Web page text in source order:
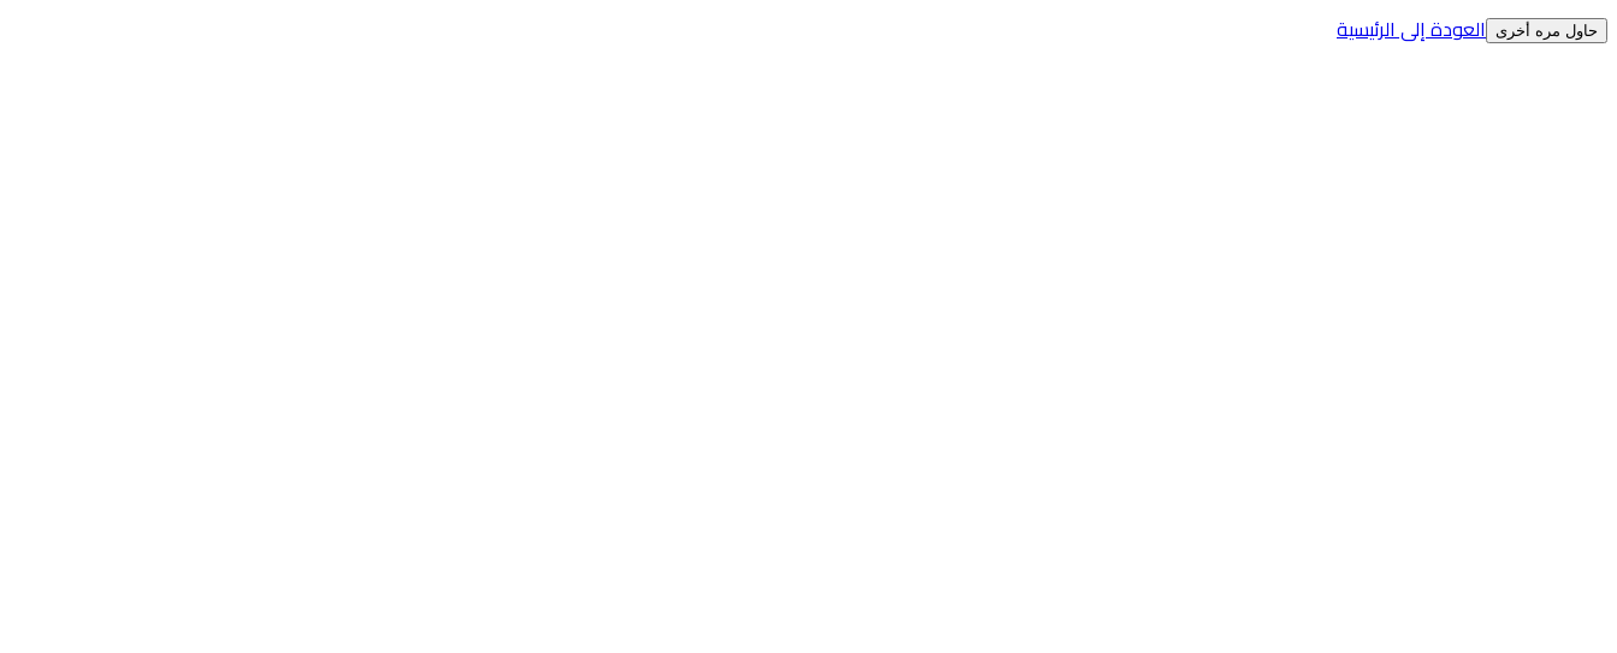
حاول مره أخرى العودة إلى الرئيسية